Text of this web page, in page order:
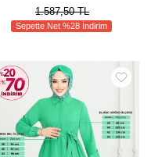
1.587,50 TL
Sepette Net %28 İndirim